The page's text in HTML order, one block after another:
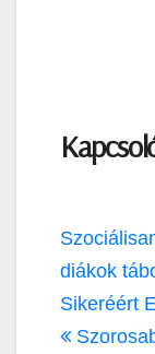
diákok
Sikeréért